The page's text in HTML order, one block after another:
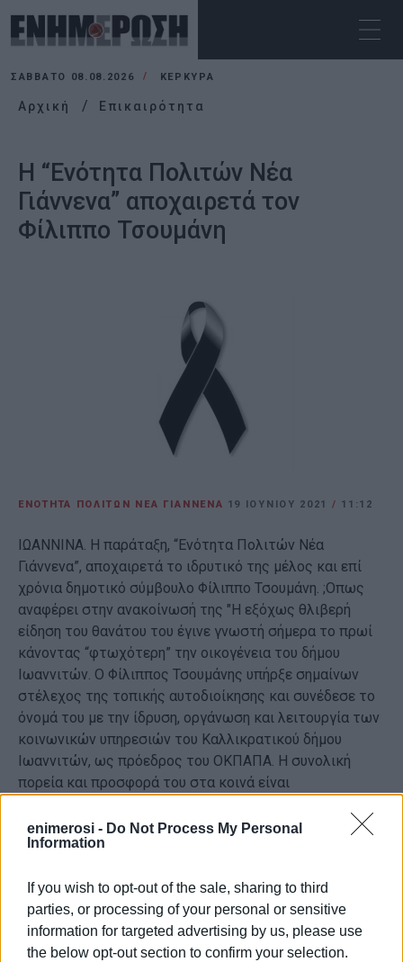
enimerosi - Do Not Process My Personal
Information
If you wish to opt-out of the sale, sharing to third
parties, or processing of your personal or sensitive
information for targeted advertising by us, please use
the below opt-out section to confirm your selection.
ΣΆΒΒΑΤΟ 08.08.2026 ΚΕΡΚΥΡΑ
Αρχική Επικαιρότητα
Η “Ενότητα Πολιτών Νέα
Γιάννενα” αποχαιρετά τον
Φίλιππο Τσουμάνη
ΕΝΟΤΗΤΑ ΠΟΛΙΤΩΝ ΝΕΑ ΓΙΑΝΝΕΝΑ 19 ΙΟΥΝΊΟΥ 2021 / 11:12
ΙΩΑΝΝΙΝΑ. Η παράταξη, “Ενότητα Πολιτών Νέα
Γιάννενα”, αποχαιρετά το ιδρυτικό της μέλος και επί
χρόνια δημοτικό σύμβουλο Φίλιππο Τσουμάνη. ;Oπως
αναφέρει στην ανακοίνωσή της "Η εξόχως θλιβερή
είδηση του θανάτου του έγινε γνωστή σήμερα το πρωί
κάνοντας “φτωχότερη” την οικογένεια του δήμου
Ιωαννιτών. Ο Φίλιππος Τσουμάνης υπήρξε σημαίνων
στέλεχος της τοπικής αυτοδιοίκησης και συνέδεσε το
όνομά του με την ίδρυση, οργάνωση και λειτουργία των
κοινωνικών υπηρεσιών του Καλλικρατικού δήμου
Ιωαννιτών, ως πρόεδρος του ΟΚΠΑΠΑ. Η συνολική
πορεία και προσφορά του στα κοινά είναι
καθολική. Ο επικεφαλής, Θωμάς Μπέγκας, και όλα τα
μέλη της “Ενότητας Πολιτών Νέα Γιάννενα” εκφράζουν
Καλό ταξίδι Φίλιππε".
Εμφανίσεις: 76